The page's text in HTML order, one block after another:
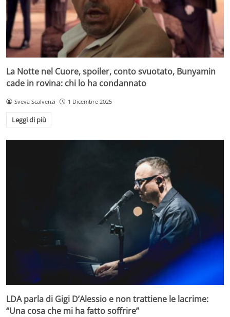
La Notte nel Cuore, spoiler, conto svuotato, Bunyamin
cade in rovina: chi lo ha condannato
Sveva Scalvenzi 1 Dicembre 2025
Leggi di più
LDA parla di Gigi D’Alessio e non trattiene le lacrime:
“Una cosa che mi ha fatto soffrire”